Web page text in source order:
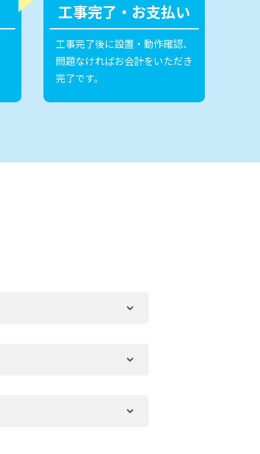
工事完了・お支払い
工事完了後に設置・動作確認、
問題なければお会計をいただき
完了です。